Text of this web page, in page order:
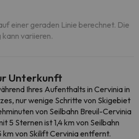
einer geraden Linie berechnet. Die
variieren.
Unterkunft
Ihres Aufenthalts in Cervinia in
nur wenige Schritte von Skigebiet
von Seilbahn Breuil-Cervinia
5 Sternen ist 1,4 km von Seilbahn
km von Skilift Cervinia entfernt.